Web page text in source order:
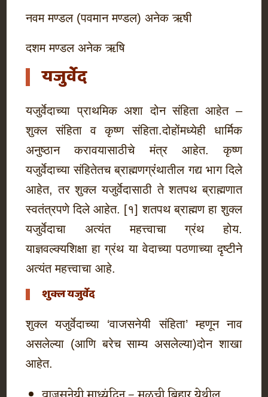
नवम मण्डल (पवमान मण्डल) अनेक ऋषी
दशम मण्डल अनेक ऋषि
यजुर्वेद
यजुर्वेदाच्या प्राथमिक अशा दोन संहिता आहेत –
शुक्ल संहिता व कृष्ण संहिता.दोहोंमध्येही धार्मिक
अनुष्ठान करावयासाठीचे मंत्र आहेत. कृष्ण
यजुर्वेदाच्या संहितेतच ब्राह्मणग्रंंथातील गद्य भाग दिले
आहेत, तर शुक्ल यजुर्वेदासाठी ते शतपथ ब्राह्मणात
स्वतंत्रपणे दिले आहेत. [१] शतपथ ब्राह्मण हा शुक्ल
यजुर्वेदाचा अत्यंत महत्त्वाचा ग्रंथ होय.
याज्ञवल्क्यशिक्षा हा ग्रंथ या वेदाच्या पठणाच्या दृष्टीने
अत्यंत महत्त्वाचा आहे.
शुक्ल यजुर्वेद
शुक्ल यजुर्वेदाच्या ‘वाजसनेयी संहिता’ म्हणून नाव
असलेल्या (आणि बरेच साम्य असलेल्या)दोन शाखा
आहेत.